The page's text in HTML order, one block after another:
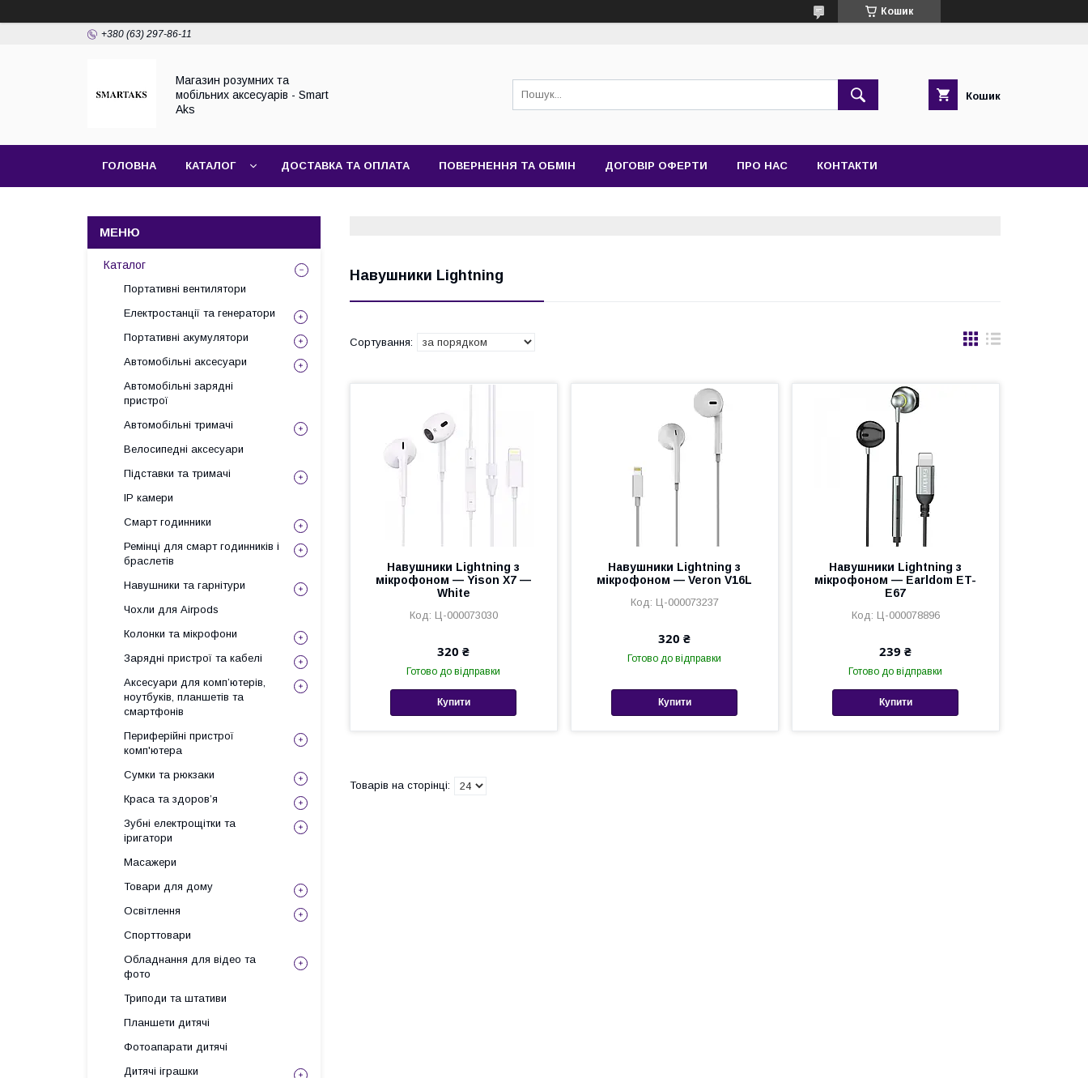
Кошик
+380 (63) 297-86-11
Магазин розумних та
мобільних аксесуарів - Smart
Aks
Кошик
ГОЛОВНА КАТАЛОГ ДОСТАВКА ТА ОПЛАТА ПОВЕРНЕННЯ ТА ОБМІН ДОГОВІР ОФЕРТИ ПРО НАС КОНТАКТИ
Навушники Lightning
Навушники Lightning з
мікрофоном — Yison X7 —
White
Ц-000073030
320 ₴
Готово до відправки
Купити
Навушники Lightning з
мікрофоном — Veron V16L
Ц-000073237
320 ₴
Готово до відправки
Купити
Навушники Lightning з
мікрофоном — Earldom ET-
E67
Ц-000078896
239 ₴
Готово до відправки
Купити
Каталог
Портативні вентилятори
Електростанції та генератори
Портативні акумулятори
Автомобільні аксесуари
Автомобільні зарядні
пристрої
Автомобільні тримачі
Велосипедні аксесуари
Підставки та тримачі
IP камери
Смарт годинники
Ремінці для смарт годинників і
браслетів
Навушники та гарнітури
Чохли для Airpods
Колонки та мікрофони
Зарядні пристрої та кабелі
Аксесуари для комп’ютерів,
ноутбуків, планшетів та
смартфонів
Периферійні пристрої
комп'ютера
Сумки та рюкзаки
Краса та здоров’я
Зубні електрощітки та
іригатори
Масажери
Товари для дому
Освітлення
Спорттовари
Обладнання для відео та
фото
Триподи та штативи
Планшети дитячі
Фотоапарати дитячі
Дитячі іграшки